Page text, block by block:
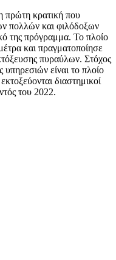
πρώτη κρατική που
πολλών και φιλόδοξων
της πρόγραμμα. Το πλοίο
και πραγματοποίησε
πυραύλων. Στόχος
υπηρεσιών είναι το πλοίο
διαστημικοί
του 2022.